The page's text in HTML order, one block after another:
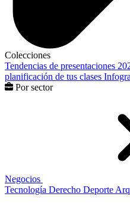
Colecciones
Tendencias de presentaciones
planificación de tus clases
Por sector
Negocios
Tecnología Derecho Deporte